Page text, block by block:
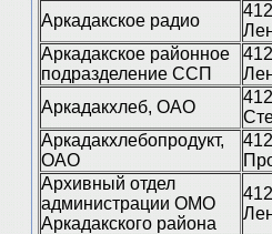
Аркадакское радио
Аркадакское районное
подразделение ССП
Аркадакхлеб, ОАО
Аркадакхлебопродукт,
ОАО
Архивный отдел
администрации ОМО
Аркадакского района